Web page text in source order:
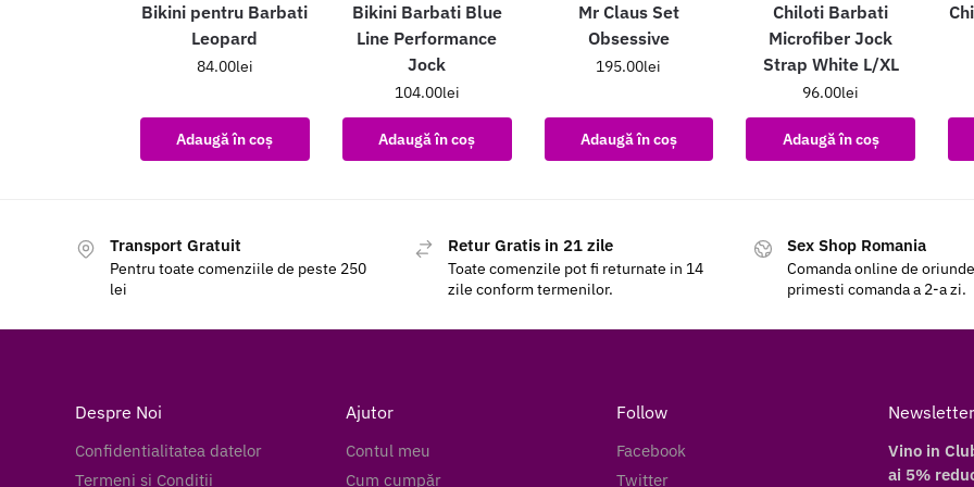
Bikini pentru Barbati
Leopard
84.00lei
Adaugă în coș
Bikini Barbati Blue
Line Performance
Jock
104.00lei
Adaugă în coș
Mr Claus Set
Obsessive
195.00lei
Adaugă în coș
Chiloti Barbati
Microfiber Jock
Strap White L/XL
96.00lei
Adaugă în coș
Transport Gratuit
Pentru toate comenziile de peste 250
lei
Retur Gratis in 21 zile
Toate comenzile pot fi returnate in 14
zile conform termenilor.
Sex Shop Romania
Comanda online de
primesti comanda a 2-a zi.
Despre Noi
Confidentialitatea datelor
Termeni si Conditii
Ajutor
Contul meu
Cum cumpăr
Follow
Facebook
Twitter
Newsletter
Vino in
ai 5%